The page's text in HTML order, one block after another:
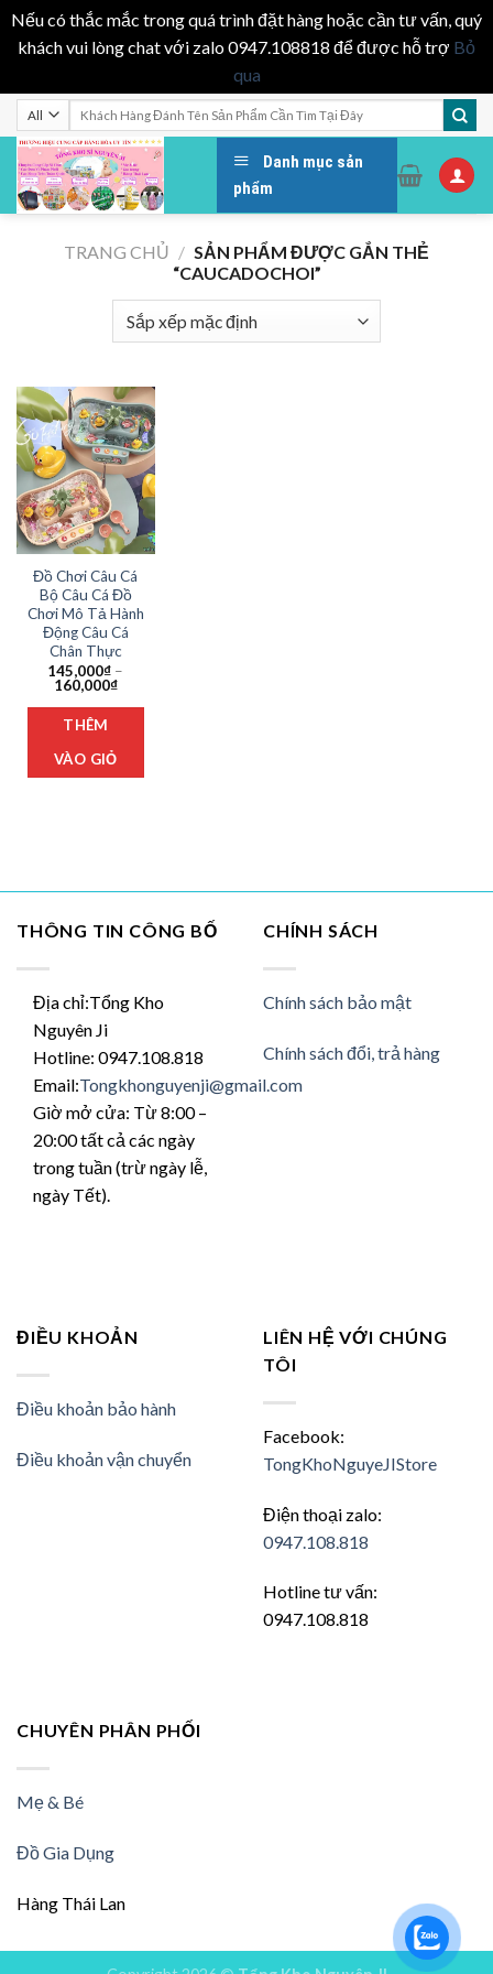
Nếu có thắc mắc trong quá trình đặt hàng hoặc cần tư vấn, quý
khách vui lòng chat với zalo 0947.108818 để được hỗ trợ Bỏ
qua
Skip
to
content
Danh mục sản
phẩm
TRANG CHỦ / SẢN PHẨM ĐƯỢC GẮN THẺ
“CAUCADOCHOI”
Đồ Chơi Câu Cá
Bộ Câu Cá Đồ
Chơi Mô Tả Hành
Động Câu Cá
Chân Thực
145,000₫ –
160,000₫Khoảng
từ
160,000₫
THÊM
VÀO GIỎ
tùy
có
chọn
trang
phẩm
THÔNG TIN CÔNG BỐ
Địa chỉ:Tổng Kho
Nguyên Ji
Hotline: 0947.108.818
Email:Tongkhonguyenji@gmail.com
Giờ mở cửa: Từ 8:00 –
20:00 tất cả các ngày
trong tuần (trừ ngày lễ,
ngày Tết).
CHÍNH SÁCH
Chính sách bảo mật
Chính sách đổi, trả hàng
ĐIỀU KHOẢN
Điều khoản bảo hành
Điều khoản vận chuyển
LIÊN HỆ VỚI CHÚNG
TÔI
Facebook:
TongKhoNguyeJIStore
Điện thoại zalo:
0947.108.818
Hotline tư vấn:
0947.108.818
CHUYÊN PHÂN PHỐI
Mẹ & Bé
Đồ Gia Dụng
Hàng Thái Lan